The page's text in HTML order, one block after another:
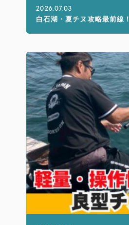
2026.07.03
白石湖・夏チヌ攻略最前線！